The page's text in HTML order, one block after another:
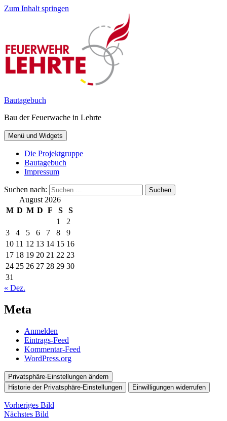
Zum Inhalt springen
Bautagebuch
Bau der Feuerwache in Lehrte
Menü und Widgets
Die Projektgruppe
Bautagebuch
Impressum
Suchen nach:
August 2026
M D M D F S
S
1
2
3
4 5 6 7 8
9
10 11 12 13 14 15 16
17 18 19 20 21 22 23
24 25 26 27 28 29 30
31
« Dez.
Meta
Anmelden
Eintrags-Feed
Kommentar-Feed
WordPress.org
Privatsphäre-Einstellungen ändern
Historie der Privatsphäre-Einstellungen
Einwilligungen widerrufen
Vorheriges Bild
Nächstes Bild